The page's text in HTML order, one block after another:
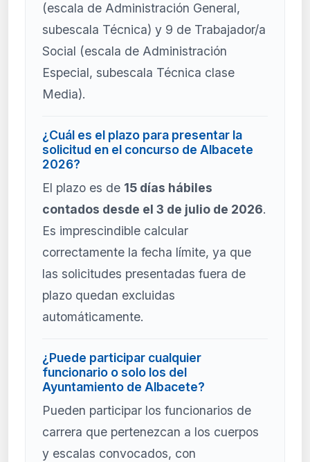
(escala de Administración General,
subescala Técnica) y 9 de Trabajador/a
Social (escala de Administración
Especial, subescala Técnica clase
Media).
¿Cuál es el plazo para presentar la
solicitud en el concurso de Albacete
2026?
El plazo es de 15 días hábiles
contados desde el 3 de julio de 2026.
Es imprescindible calcular
correctamente la fecha límite, ya que
las solicitudes presentadas fuera de
plazo quedan excluidas
automáticamente.
¿Puede participar cualquier
funcionario o solo los del
Ayuntamiento de Albacete?
Pueden participar los funcionarios de
carrera que pertenezcan a los cuerpos
y escalas convocados, con